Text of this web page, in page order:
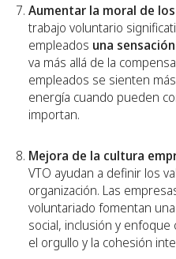
Aumentar la moral de
trabajo voluntario
empleados una
va más allá de la
empleados se sienten
energía cuando pueden
importan.
Mejora de la cultura
VTO ayudan a definir los
organización. Las
voluntariado fomentan
social, inclusión y
el orgullo y la cohesión